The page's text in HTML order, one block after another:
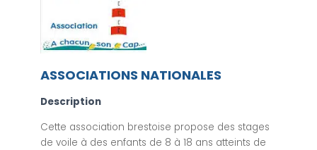
ASSOCIATIONS NATIONALES
Description
Cette association brestoise propose des stages
de voile à des enfants de 8 à 18 ans atteints de